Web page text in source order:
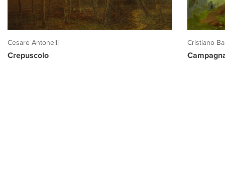
Cesare Antonelli
Crepuscolo
Cristiano